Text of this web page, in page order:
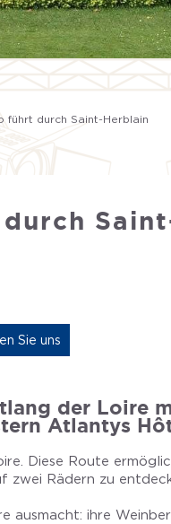
führt durch Saint-Herblain
Sie uns
der Loire
Atlantys
Diese Route
zwei Rädern zu
ausmacht: ihre